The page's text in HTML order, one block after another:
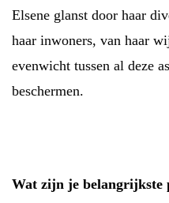
Elsene glanst door haar
haar inwoners, van haar
evenwicht tussen al deze
beschermen.
Wat zijn je belangrijkste